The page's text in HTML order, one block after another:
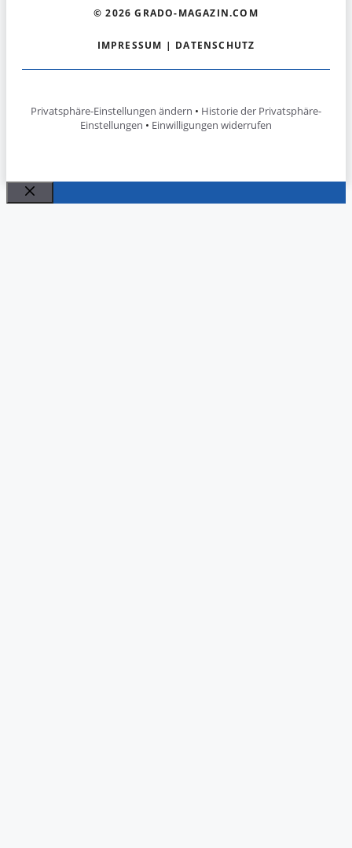
© 2026 GRADO-MAGAZIN.COM
IMPRESSUM | DATENSCHUTZ
Privatsphäre-Einstellungen ändern • Historie der Privatsphäre-
Einstellungen • Einwilligungen widerrufen
Schließen